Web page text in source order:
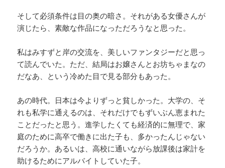
そして必須条件は目の奥の暗さ。それがある女優さんが
演じたら、素敵な作品になっただろうなと思った。
私はみすずと岸の交流を、美しいファンタジーだと思っ
て読んでいた。ただ、結局はお嬢さんとお坊ちゃまなの
だなあ、という冷めた目で見る部分もあった。
あの時代。日本は今よりずっと貧しかった。大学の、そ
れも私学に通えるのは、それだけでもずいぶん恵まれた
ことだったと思う。進学したくても経済的に無理で、家
庭のために高卒で働きに出た子も、多かったんじゃない
だろうか。あるいは、高校に通いながら放課後は家計を
助けるためにアルバイトしていた子。